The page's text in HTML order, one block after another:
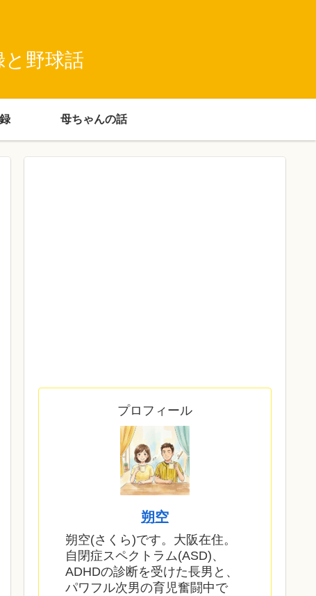
野球話
母ちゃんの話
プロフィール
朔空
朔空(さくら)です。大阪在住。
自閉症スペクトラム(ASD)、
ADHDの診断を受けた長男と、
パワフル次男の育児奮闘中で